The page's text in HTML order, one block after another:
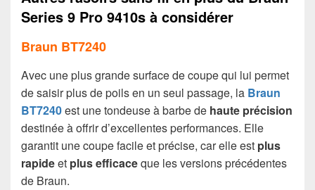
Series 9 Pro 9410s à considérer
Braun BT7240
Avec une plus grande surface de coupe qui lui permet
de saisir plus de poils en un seul passage, la Braun
BT7240est une tondeuse à barbe de haute précision
destinée à offrir d’excellentes performances. Elle
garantit une coupe facile et précise, car elle est plus
rapideet plus efficaceque les versions précédentes
de Braun.